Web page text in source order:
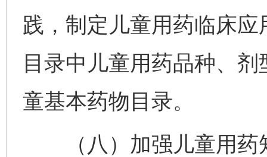
践，制定儿童用药临床
目录中儿童用药品种、
童基本药物目录。
（八）加强儿童用药